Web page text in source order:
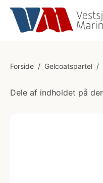
Forside / Gelcoatspartel /
Dele af indholdet på